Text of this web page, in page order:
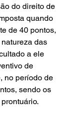
do direito de
quando
de 40 pontos,
das
a ele
de
no período de
sendo os